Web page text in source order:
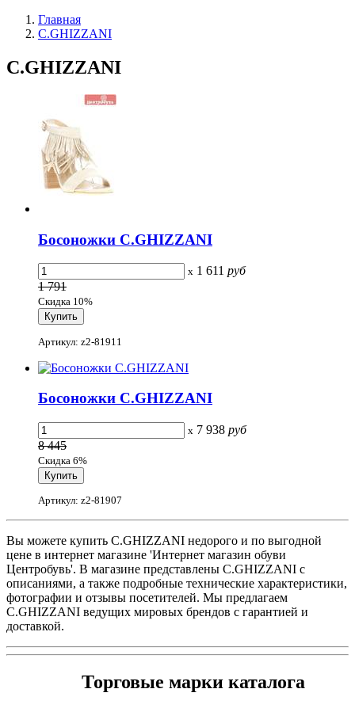
Главная
C.GHIZZANI
C.GHIZZANI
Босоножки C.GHIZZANI
x 1 611 руб
1 791
Скидка 10%
Артикул: z2-81911
Босоножки C.GHIZZANI
x 7 938 руб
8 445
Скидка 6%
Артикул: z2-81907
Вы можете купить C.GHIZZANI недорого и по выгодной
цене в интернет магазине 'Интернет магазин обуви
Центробувь'. В магазине представлены C.GHIZZANI с
описаниями, а также подробные технические характеристики,
фотографии и отзывы посетителей. Мы предлагаем
C.GHIZZANI ведущих мировых брендов с гарантией и
доставкой.
Торговые марки каталога